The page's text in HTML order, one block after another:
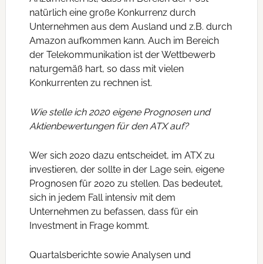
natürlich eine große Konkurrenz durch
Unternehmen aus dem Ausland und z.B. durch
Amazon aufkommen kann. Auch im Bereich
der Telekommunikation ist der Wettbewerb
naturgemäß hart, so dass mit vielen
Konkurrenten zu rechnen ist.
Wie stelle ich 2020 eigene Prognosen und
Aktienbewertungen für den ATX auf?
Wer sich 2020 dazu entscheidet, im ATX zu
investieren, der sollte in der Lage sein, eigene
Prognosen für 2020 zu stellen. Das bedeutet,
sich in jedem Fall intensiv mit dem
Unternehmen zu befassen, dass für ein
Investment in Frage kommt.
Quartalsberichte sowie Analysen und